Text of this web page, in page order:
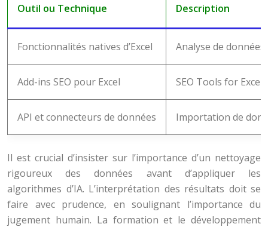
Outil ou Technique Description
Fonctionnalités natives d’Excel Analyse de
Add-ins SEO pour Excel SEO Tools for
API et connecteurs de données Importation de
Il est crucial d’insister sur l’importance d’un nettoyage
rigoureux des données avant d’appliquer les
algorithmes d’IA. L’interprétation des résultats doit se
faire avec prudence, en soulignant l’importance du
jugement humain. La formation et le développement